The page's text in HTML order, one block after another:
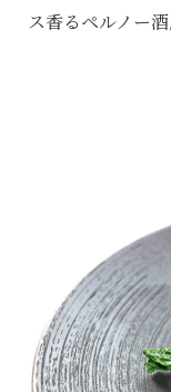
ス香るペルノー